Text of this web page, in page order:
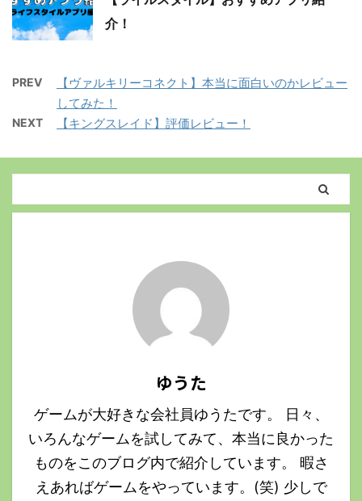
介！
PREV
【ヴァルキリーコネクト】本当に面白いのかレビュー
してみた！
NEXT 【キングスレイド】評価レビュー！
ゆうた
ゲームが大好きな会社員ゆうたです。 日々、
いろんなゲームを試してみて、本当に良かった
ものをこのブログ内で紹介しています。 暇さ
えあればゲームをやっています。(笑) 少しで